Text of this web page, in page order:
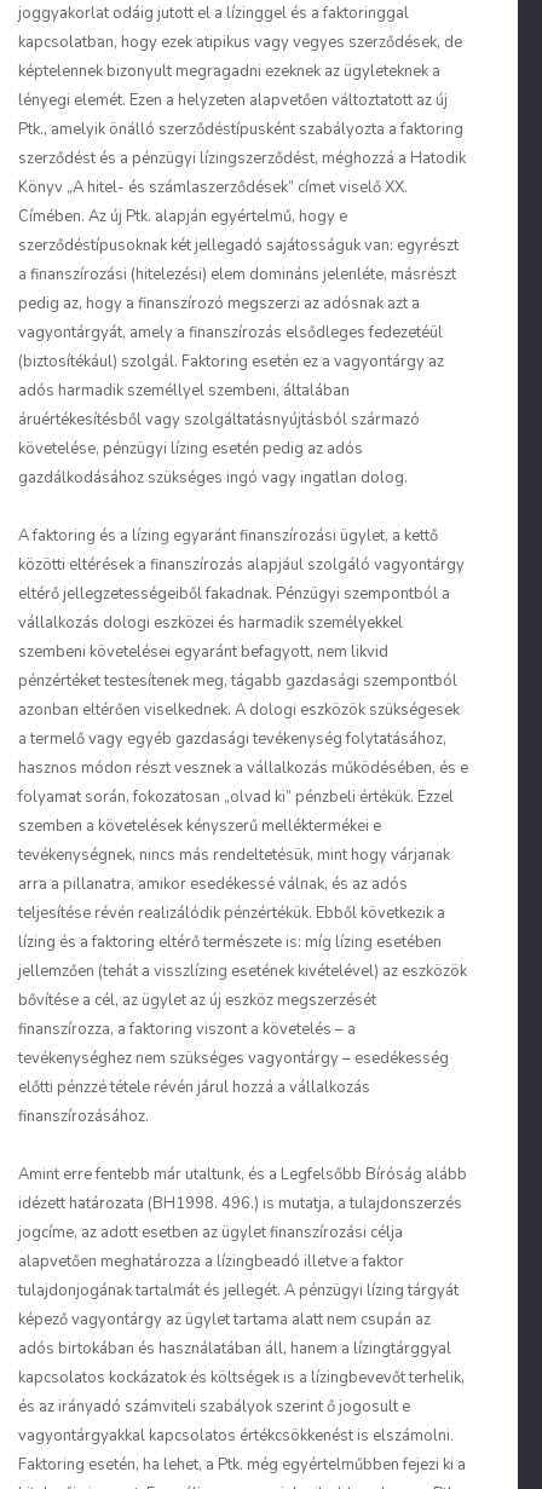
joggyakorlat odáig jutott el a lízinggel és a faktoringgal
kapcsolatban, hogy ezek atipikus vagy vegyes szerződések, de
képtelennek bizonyult megragadni ezeknek az ügyleteknek a
lényegi elemét. Ezen a helyzeten alapvetően változtatott az új
Ptk., amelyik önálló szerződéstípusként szabályozta a faktoring
szerződést és a pénzügyi lízingszerződést, méghozzá a Hatodik
Könyv „A hitel- és számlaszerződések” címet viselő XX.
Címében. Az új Ptk. alapján egyértelmű, hogy e
szerződéstípusoknak két jellegadó sajátosságuk van: egyrészt
a finanszírozási (hitelezési) elem domináns jelenléte, másrészt
pedig az, hogy a finanszírozó megszerzi az adósnak azt a
vagyontárgyát, amely a finanszírozás elsődleges fedezetéül
(biztosítékául) szolgál. Faktoring esetén ez a vagyontárgy az
adós harmadik személlyel szembeni, általában
áruértékesítésből vagy szolgáltatásnyújtásból származó
követelése, pénzügyi lízing esetén pedig az adós
gazdálkodásához szükséges ingó vagy ingatlan dolog.
A faktoring és a lízing egyaránt finanszírozási ügylet, a kettő
közötti eltérések a finanszírozás alapjául szolgáló vagyontárgy
eltérő jellegzetességeiből fakadnak. Pénzügyi szempontból a
vállalkozás dologi eszközei és harmadik személyekkel
szembeni követelései egyaránt befagyott, nem likvid
pénzértéket testesítenek meg, tágabb gazdasági szempontból
azonban eltérően viselkednek. A dologi eszközök szükségesek
a termelő vagy egyéb gazdasági tevékenység folytatásához,
hasznos módon részt vesznek a vállalkozás működésében, és e
folyamat során, fokozatosan „olvad ki” pénzbeli értékük. Ezzel
szemben a követelések kényszerű melléktermékei e
tevékenységnek, nincs más rendeltetésük, mint hogy várjanak
arra a pillanatra, amikor esedékessé válnak, és az adós
teljesítése révén realizálódik pénzértékük. Ebből következik a
lízing és a faktoring eltérő természete is: míg lízing esetében
jellemzően (tehát a visszlízing esetének kivételével) az eszközök
bővítése a cél, az ügylet az új eszköz megszerzését
finanszírozza, a faktoring viszont a követelés – a
tevékenységhez nem szükséges vagyontárgy – esedékesség
előtti pénzzé tétele révén járul hozzá a vállalkozás
finanszírozásához.
Amint erre fentebb már utaltunk, és a Legfelsőbb Bíróság alább
idézett határozata (BH1998. 496.) is mutatja, a tulajdonszerzés
jogcíme, az adott esetben az ügylet finanszírozási célja
alapvetően meghatározza a lízingbeadó illetve a faktor
tulajdonjogának tartalmát és jellegét. A pénzügyi lízing tárgyát
képező vagyontárgy az ügylet tartama alatt nem csupán az
adós birtokában és használatában áll, hanem a lízingtárggyal
kapcsolatos kockázatok és költségek is a lízingbevevőt terhelik,
és az irányadó számviteli szabályok szerint ő jogosult e
vagyontárgyakkal kapcsolatos értékcsökkenést is elszámolni.
Faktoring esetén, ha lehet, a Ptk. még egyértelműbben fejezi ki a